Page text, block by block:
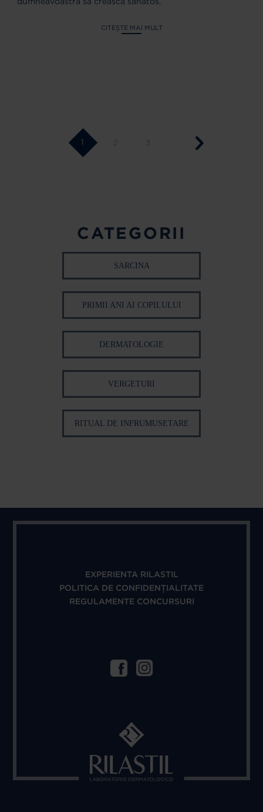
CITEȘTE MAI MULT
1
CATEGORII
SARCINA
PRIMII ANI AI COPILULUI
DERMATOLOGIE
VERGETURI
RITUAL DE INFRUMUSETARE
EXPERIENTA RILASTIL
POLITICA DE CONFIDENȚIALITATE
REGULAMENTE CONCURSURI